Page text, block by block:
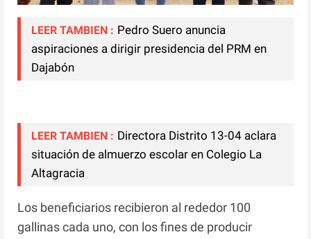
LEER TAMBIEN : Pedro Suero anuncia
aspiraciones a dirigir presidencia del PRM en
Dajabón
LEER TAMBIEN : Directora Distrito 13-04 aclara
situación de almuerzo escolar en Colegio La
Altagracia
Los beneficiarios recibieron al rededor 100
gallinas cada uno, con los fines de producir